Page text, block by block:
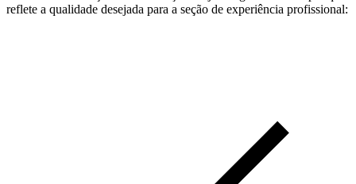
reflete a qualidade desejada para a seção de experiência profissional: